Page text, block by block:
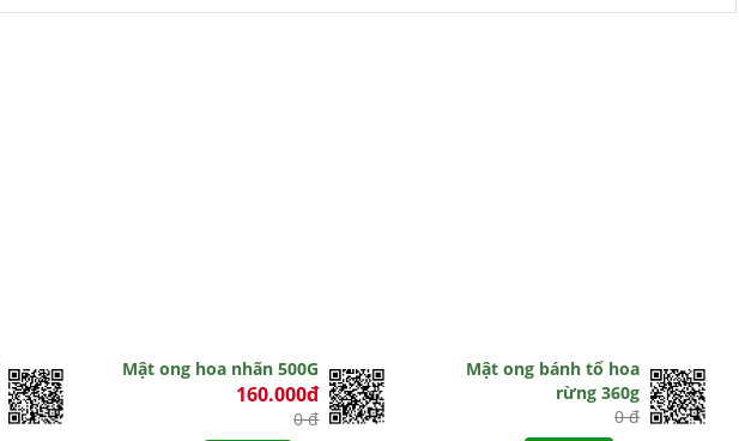
Mật ong hoa nhãn 500G
160.000đ
0 đ
Mật ong bánh tổ hoa
rừng 360g
0 đ